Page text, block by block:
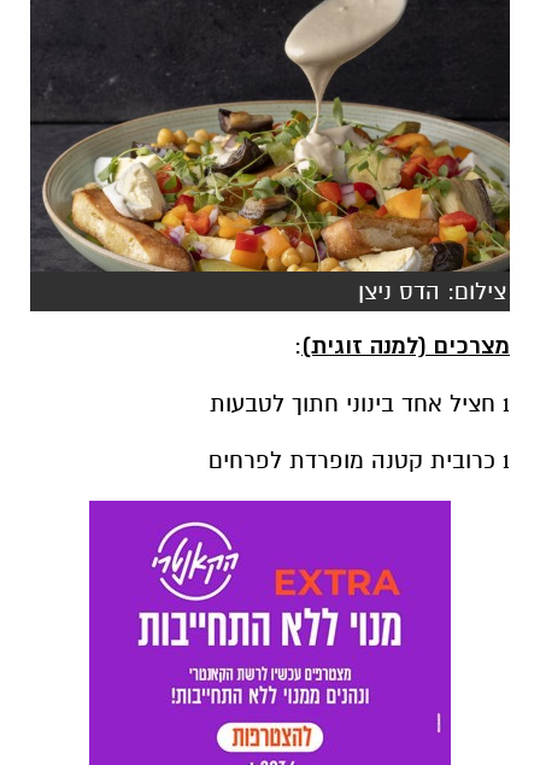
צילום: הדס ניצן
מצרכים (למנה זוגית):
1 חציל אחד בינוני חתוך לטבעות
1 כרובית קטנה מופרדת לפרחים